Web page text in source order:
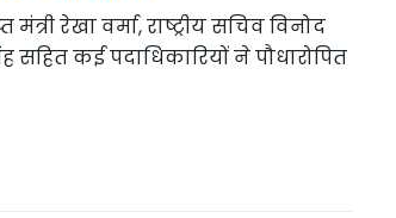
रेखा वर्मा, राष्ट्रीय सचिव विनोद
कई पदाधिकारियों ने पौधारोपित